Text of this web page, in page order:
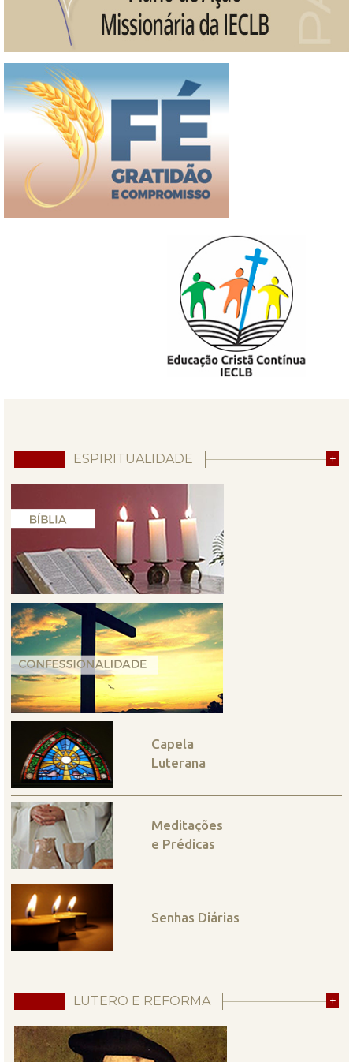
ESPIRITUALIDADE +
Capela
Luterana
Meditações
e Prédicas
Senhas Diárias
LUTERO E REFORMA +